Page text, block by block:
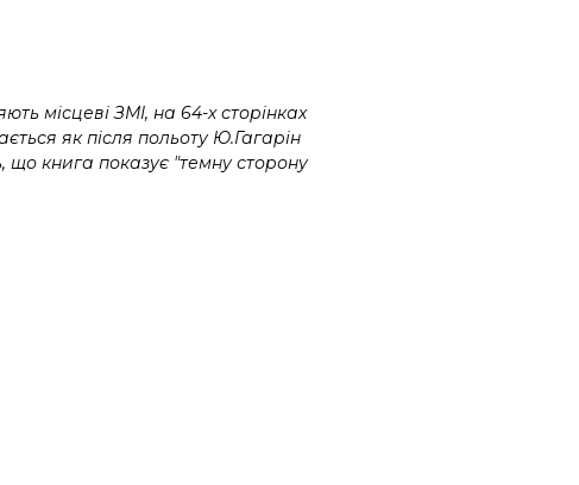
місцеві ЗМІ, на 64-х сторінках
як після польоту Ю.Гагарін
що книга показує "темну сторону